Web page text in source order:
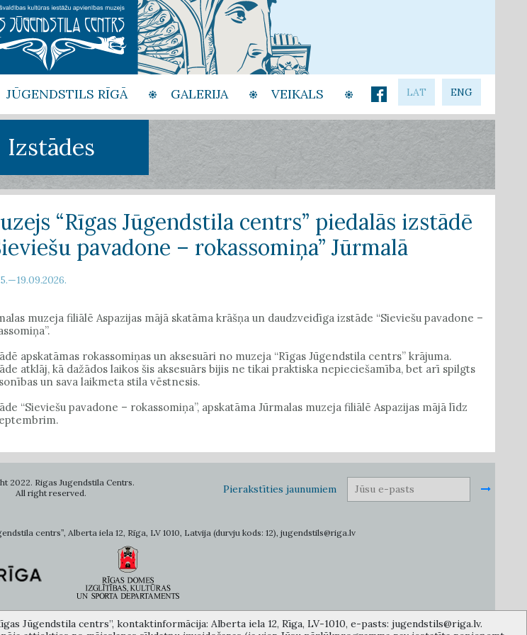
JŪGENDSTILS RĪGĀ GALERIJA VEIKALS LAT ENG
Izstādes
“Rīgas Jūgendstila centrs” piedalās izstādē
pavadone – rokassomiņa” Jūrmalā
muzeja filiālē Aspazijas mājā skatāma krāšņa un daudzveidīga izstāde “Sieviešu pavadone –
apskatāmas rokassomiņas un aksesuāri no muzeja “Rīgas Jūgendstila centrs” krājuma.
atklāj, kā dažādos laikos šis aksesuārs bijis ne tikai praktiska nepieciešamība, bet arī spilgts
un sava laikmeta stila vēstnesis.
“Sieviešu pavadone – rokassomiņa”, apskatāma Jūrmalas muzeja filiālē Aspazijas mājā līdz
2022. Rigas Jugendstila Centrs.
All right reserved.
Pierakstīties jaunumiem
centrs”, Alberta iela 12, Rīga, LV 1010, Latvija (durvju kods: 12), jugendstils@riga.lv
Jūgendstila centrs”, kontaktinformācija: Alberta iela 12, Rīga, LV-1010, e-pasts: jugendstils@riga.lv.